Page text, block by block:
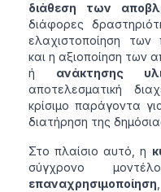
διάθεση των
διάφορες
ελαχιστοποίηση των
και η αξιοποίηση των
ή ανάκτησης
αποτελεσματική
κρίσιμο παράγοντα
διατήρηση της
Στο πλαίσιο αυτό, η
σύγχρονο
επαναχρησιμοποίηση